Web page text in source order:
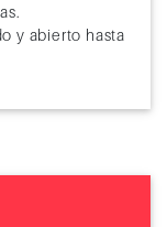
y abierto hasta